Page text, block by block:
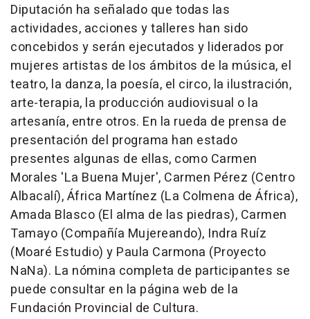
Diputación ha señalado que todas las
actividades, acciones y talleres han sido
concebidos y serán ejecutados y liderados por
mujeres artistas de los ámbitos de la música, el
teatro, la danza, la poesía, el circo, la ilustración,
arte-terapia, la producción audiovisual o la
artesanía, entre otros. En la rueda de prensa de
presentación del programa han estado
presentes algunas de ellas, como Carmen
Morales 'La Buena Mujer', Carmen Pérez (Centro
Albacalí), África Martínez (La Colmena de África),
Amada Blasco (El alma de las piedras), Carmen
Tamayo (Compañía Mujereando), Indra Ruíz
(Moaré Estudio) y Paula Carmona (Proyecto
NaNa). La nómina completa de participantes se
puede consultar en la página web de la
Fundación Provincial de Cultura.